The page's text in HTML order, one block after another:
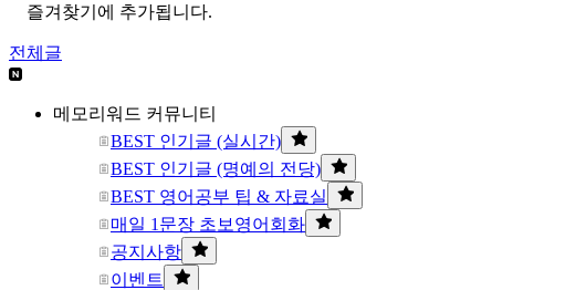
즐겨찾기에 추가됩니다.
전체글
메모리워드 커뮤니티
BEST 인기글 (실시간)
BEST 인기글 (명예의 전당)
BEST 영어공부 팁 & 자료실
매일 1문장 초보영어회화
공지사항
이벤트